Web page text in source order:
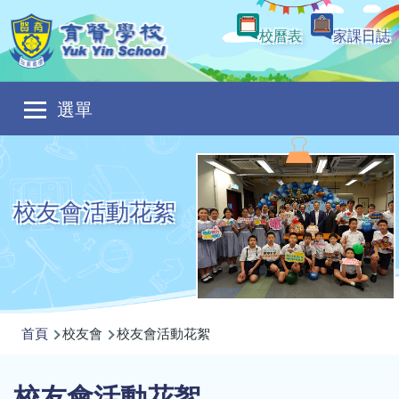
移至主內容
校曆表
家課日誌
選單
Main
navigation
校友會活動花絮
導
連
首頁 校友會 校友會活動花絮